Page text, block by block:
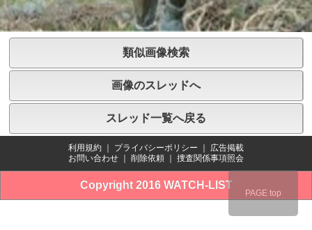
類似画像検索
画像のスレッドへ
スレッド一覧へ戻る
利用規約 プライバシーポリシー
広告掲載
お問い合わせ
削除依頼 捜査関係事項照会
Copyright 2016 WATCH-LIST
PAGE top